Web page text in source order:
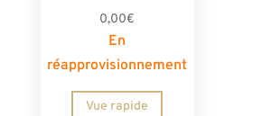
0,00€
En
réapprovisionnement
Vue rapide